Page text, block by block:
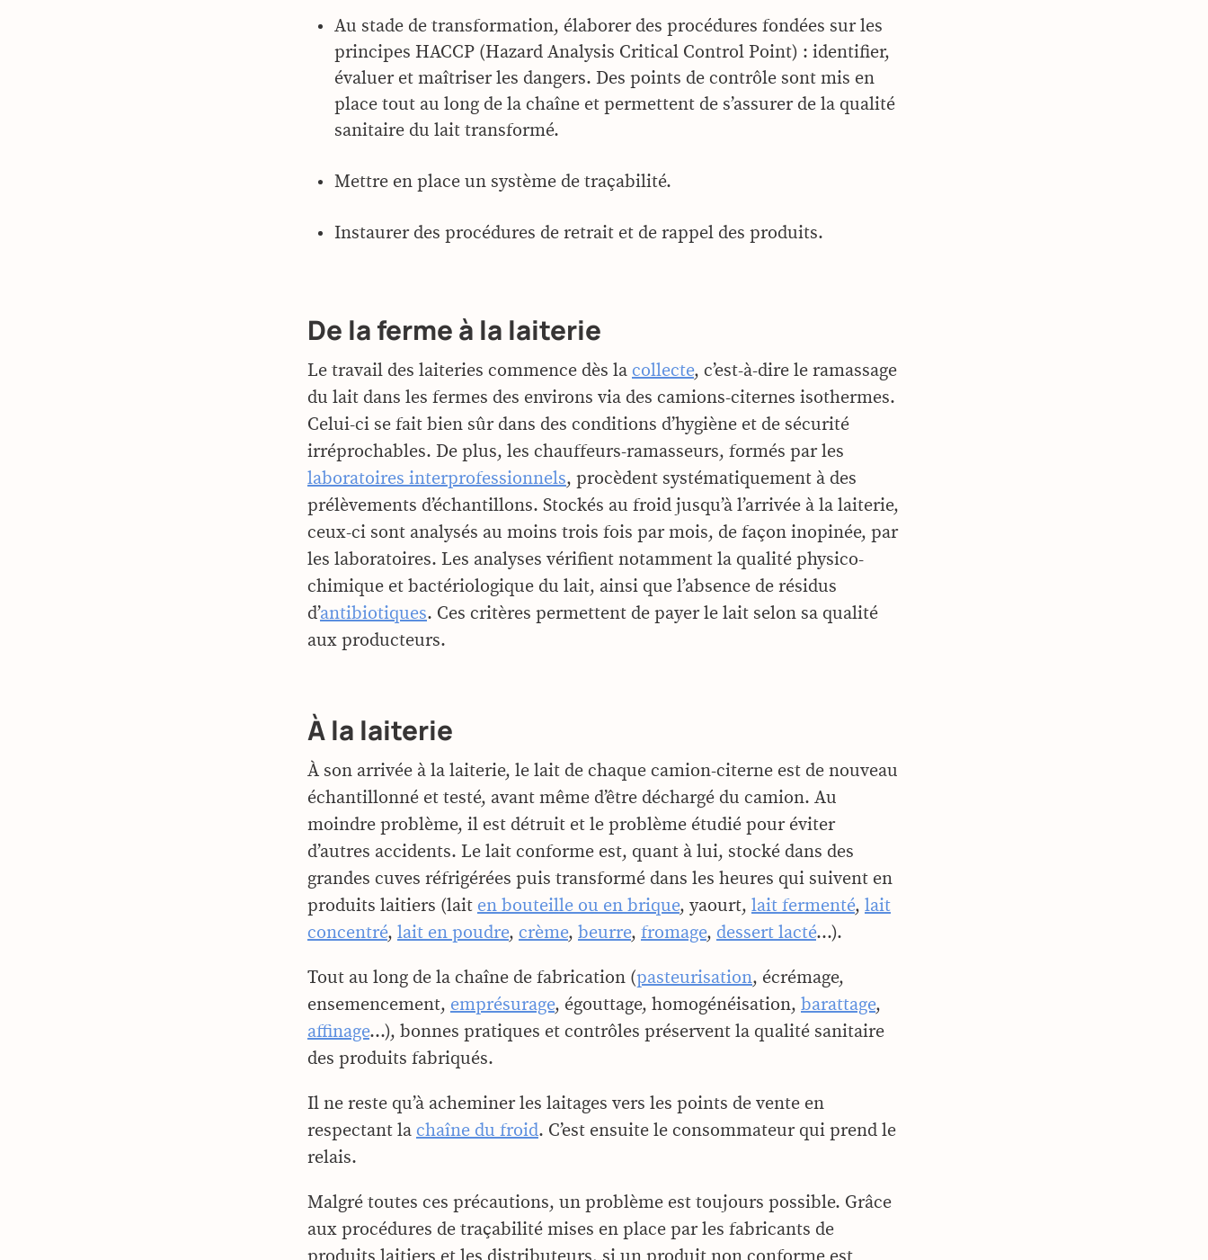
Au stade de transformation, élaborer des procédures fondées sur les
principes HACCP (Hazard Analysis Critical Control Point) : identifier,
évaluer et maîtriser les dangers. Des points de contrôle sont mis en
place tout au long de la chaîne et permettent de s’assurer de la qualité
sanitaire du lait transformé.
Mettre en place un système de traçabilité.
Instaurer des procédures de retrait et de rappel des produits.
De la ferme à la laiterie
Le travail des laiteries commence dès la collecte, c’est-à-dire le ramassage
du lait dans les fermes des environs via des camions-citernes isothermes.
Celui-ci se fait bien sûr dans des conditions d’hygiène et de sécurité
irréprochables. De plus, les chauffeurs-ramasseurs, formés par les
laboratoires interprofessionnels, procèdent systématiquement à des
prélèvements d’échantillons. Stockés au froid jusqu’à l’arrivée à la laiterie,
ceux-ci sont analysés au moins trois fois par mois, de façon inopinée, par
les laboratoires. Les analyses vérifient notamment la qualité physico-
chimique et bactériologique du lait, ainsi que l’absence de résidus
d’antibiotiques. Ces critères permettent de payer le lait selon sa qualité
aux producteurs.
À la laiterie
À son arrivée à la laiterie, le lait de chaque camion-citerne est de nouveau
échantillonné et testé, avant même d’être déchargé du camion. Au
moindre problème, il est détruit et le problème étudié pour éviter
d’autres accidents. Le lait conforme est, quant à lui, stocké dans des
grandes cuves réfrigérées puis transformé dans les heures qui suivent en
produits laitiers (lait en bouteille ou en brique, yaourt, lait fermenté, lait
concentré, lait en poudre, crème, beurre, fromage, dessert lacté…).
Tout au long de la chaîne de fabrication (pasteurisation, écrémage,
ensemencement, emprésurage, égouttage, homogénéisation, barattage,
affinage…), bonnes pratiques et contrôles préservent la qualité sanitaire
des produits fabriqués.
Il ne reste qu’à acheminer les laitages vers les points de vente en
respectant la chaîne du froid. C’est ensuite le consommateur qui prend le
relais.
Malgré toutes ces précautions, un problème est toujours possible. Grâce
aux procédures de traçabilité mises en place par les fabricants de